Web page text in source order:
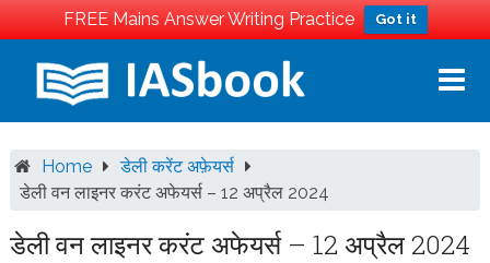
FREE Mains Answer Writing Practice Got it
content
Home
डेली करेंट अफ़ेयर्स
डेली वन लाइनर करंट अफेयर्स – 12 अप्रैल 2024
डेली वन लाइनर करंट अफेयर्स – 12 अप्रैल 2024